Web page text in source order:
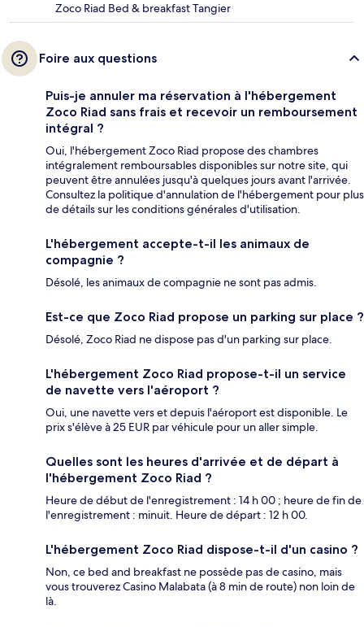
Zoco Riad Bed & breakfast Tangier
Foire aux questions
Puis-je annuler ma réservation à l'hébergement
Zoco Riad sans frais et recevoir un remboursement
intégral ?
Oui, l'hébergement Zoco Riad propose des chambres
intégralement remboursables disponibles sur notre site, qui
peuvent être annulées jusqu'à quelques jours avant l'arrivée.
Consultez la politique d'annulation de l'hébergement pour plus
de détails sur les conditions générales d'utilisation.
L'hébergement accepte-t-il les animaux de
compagnie ?
Désolé, les animaux de compagnie ne sont pas admis.
Est-ce que Zoco Riad propose un parking sur place ?
Désolé, Zoco Riad ne dispose pas d'un parking sur place.
L'hébergement Zoco Riad propose-t-il un service
de navette vers l'aéroport ?
Oui, une navette vers et depuis l'aéroport est disponible. Le
prix s'élève à 25 EUR par véhicule pour un aller simple.
Quelles sont les heures d'arrivée et de départ à
l'hébergement Zoco Riad ?
Heure de début de l'enregistrement : 14 h 00 ; heure de fin de
l'enregistrement : minuit. Heure de départ : 12 h 00.
L'hébergement Zoco Riad dispose-t-il d'un casino ?
Non, ce bed and breakfast ne possède pas de casino, mais
vous trouverez Casino Malabata (à 8 min de route) non loin de
là.